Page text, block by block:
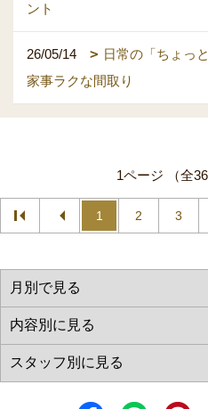
ント
26/05/14
日常の「ちょっ
家事ラクな間取り
1ページ （全
1 2 3